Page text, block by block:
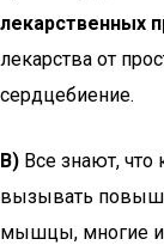
лекарственных
лекарства от
сердцебиение.
В) Все знают, что
вызывать
мышцы, многие